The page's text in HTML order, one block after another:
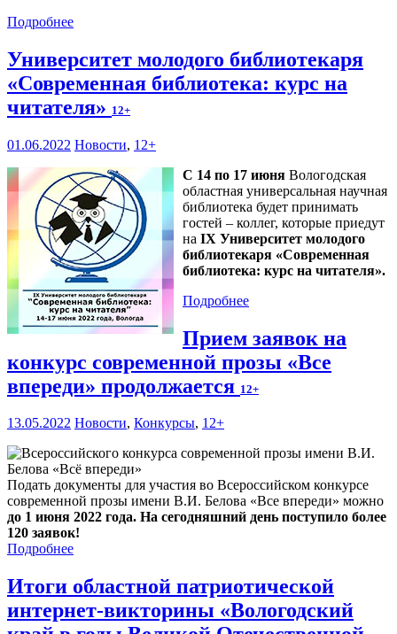
Подробнее
Университет молодого библиотекаря
«Современная библиотека: курс на
читателя» 12+
01.06.2022 Новости, 12+
С 14 по 17 июня Вологодская
областная универсальная научная
библиотека будет принимать
гостей – коллег, которые приедут
на IX Университет молодого
библиотекаря «Современная
библиотека: курс на читателя».
Подробнее
Прием заявок на
конкурс современной прозы «Все
впереди» продолжается 12+
13.05.2022 Новости, Конкурсы, 12+
Подать документы для участия во Всероссийском конкурсе
современной прозы имени В.И. Белова «Все впереди» можно
до 1 июня 2022 года. На сегодняшний день поступило более
120 заявок!
Подробнее
Итоги областной патриотической
интернет-викторины «Вологодский